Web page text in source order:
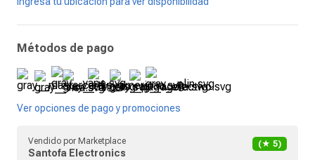
Métodos de pago
Ver opciones de pago y promociones
Vendido por Marketplace
Santofa Electronics
(★ 5)